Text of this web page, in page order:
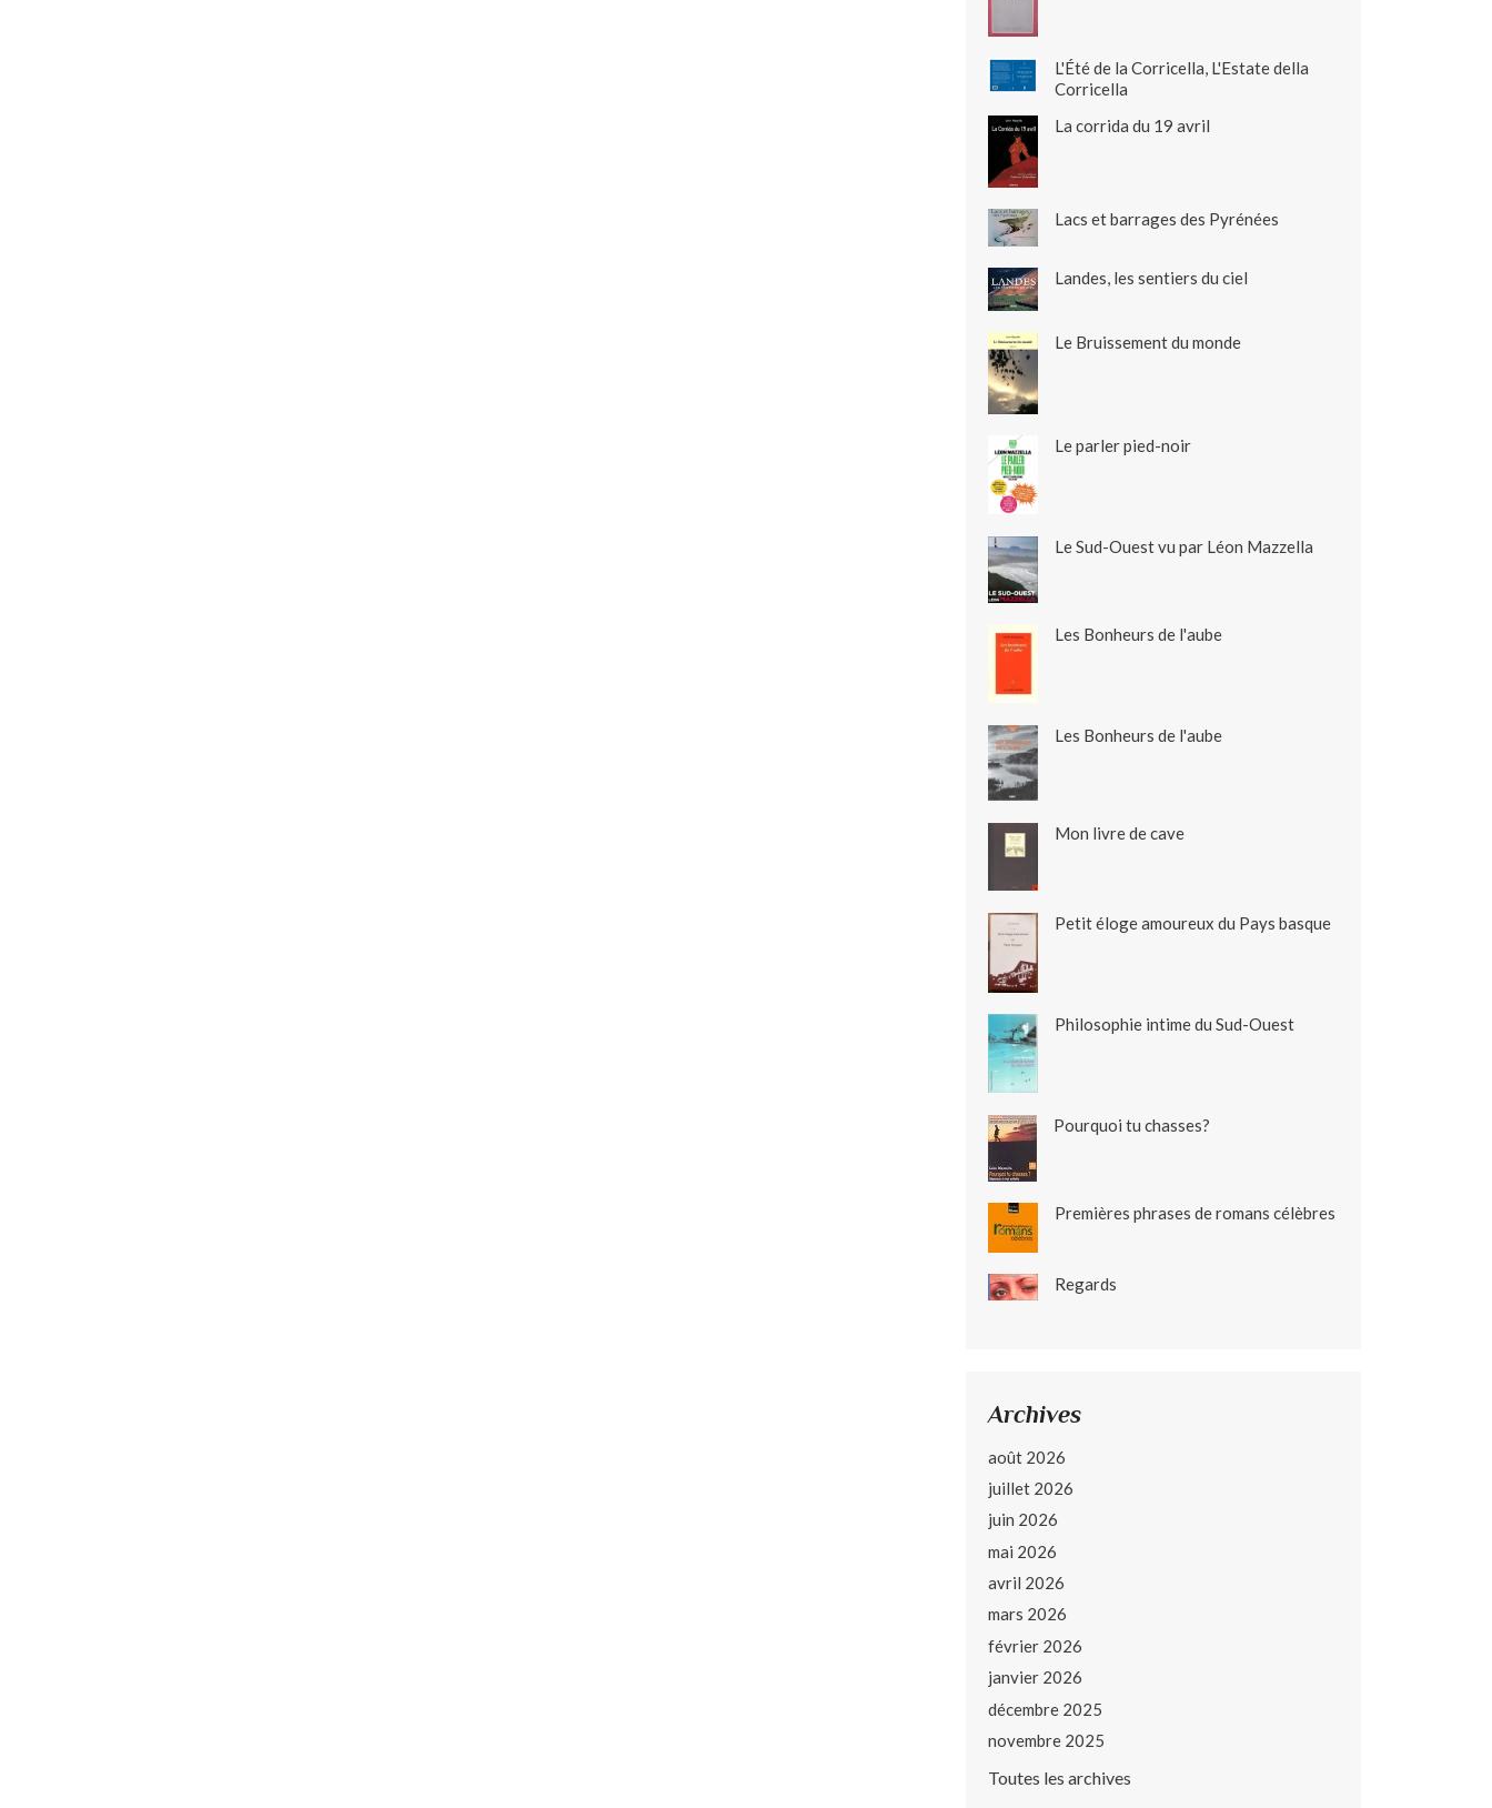
L'Été de la Corricella, L'Estate della
Corricella
La corrida du 19 avril
Lacs et barrages des Pyrénées
Landes, les sentiers du ciel
Le Bruissement du monde
Le parler pied-noir
Le Sud-Ouest vu par Léon Mazzella
Les Bonheurs de l'aube
Les Bonheurs de l'aube
Mon livre de cave
Petit éloge amoureux du Pays basque
Philosophie intime du Sud-Ouest
Pourquoi tu chasses?
Premières phrases de romans célèbres
Regards
Archives
août 2026
juillet 2026
juin 2026
mai 2026
avril 2026
mars 2026
février 2026
janvier 2026
décembre 2025
novembre 2025
Toutes les archives